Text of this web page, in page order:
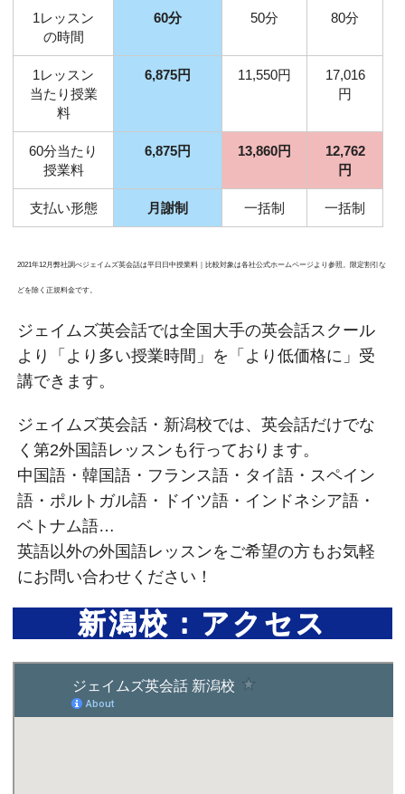
1レッスン
の時間
60分 50分 80分
1レッスン
当たり授業
料
6,875円 11,550円
17,016
円
60分当たり
授業料
6,875円 13,860円
12,762
円
支払い形態 月謝制 一括制 一括制
2021年12月弊社調べジェイムズ英会話は平日日中授業料｜比較対象は各社公式ホームページより参照。限定割引な
どを除く正規料金です。
ジェイムズ英会話では全国大手の英会話スクール
より「より多い授業時間」を「より低価格に」受
講できます。
ジェイムズ英会話・新潟校では、英会話だけでな
く第2外国語レッスンも行っております。
中国語・韓国語・フランス語・タイ語・スペイン
語・ポルトガル語・ドイツ語・インドネシア語・
ベトナム語…
英語以外の外国語レッスンをご希望の方もお気軽
にお問い合わせください！
新潟校：アクセス